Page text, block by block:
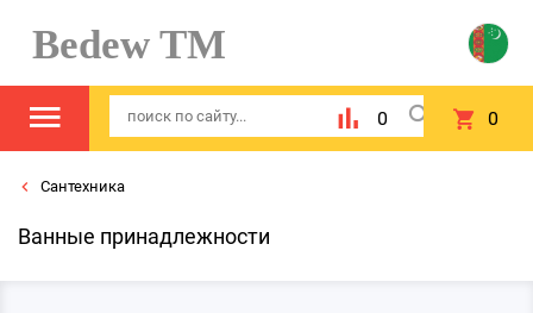
Bedew TM
0 0
Сантехника
Ванные принадлежности